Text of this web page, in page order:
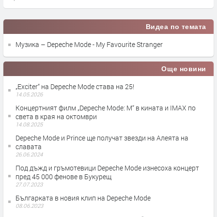
Видеа по темата
Музика – Depeche Mode - My Favourite Stranger
Още новини
„Exciter“ на Depeche Mode става на 25!
14.05.2026
Концертният филм „Depeche Mode: M“ в кината и IMAX по
света в края на октомври
14.08.2025
Depeche Mode и Prince ще получат звезди на Алеята на
славата
26.06.2024
Под дъжд и гръмотевици Depeche Mode изнесоха концерт
пред 45 000 фенове в Букурещ
27.07.2023
Българката в новия клип на Depeche Mode
08.06.2023